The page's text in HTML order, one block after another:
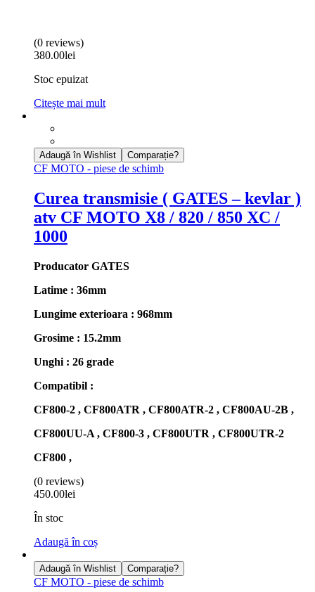
(0 reviews)
380.00lei
Stoc epuizat
Citește mai mult
Adaugă în Wishlist Comparație?
CF MOTO - piese de schimb
Curea transmisie ( GATES – kevlar )
atv CF MOTO X8 / 820 / 850 XC /
1000
Producator GATES
Latime : 36mm
Lungime exterioara : 968mm
Grosime : 15.2mm
Unghi : 26 grade
Compatibil :
CF800-2 , CF800ATR , CF800ATR-2 , CF800AU-2B ,
CF800UU-A , CF800-3 , CF800UTR , CF800UTR-2
CF800 ,
(0 reviews)
450.00lei
În stoc
Adaugă în coș
Adaugă în Wishlist Comparație?
CF MOTO - piese de schimb